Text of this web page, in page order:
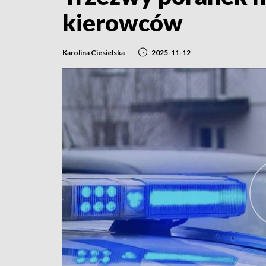
kierowców
Karolina Ciesielska 2025-11-12